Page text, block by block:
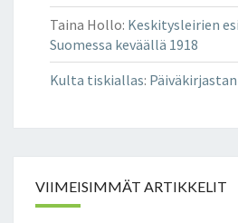
Taina Hollo: Keskitysleirien
Suomessa keväällä 1918
Kulta tiskiallas:
VIIMEISIMMÄT ARTIKKELIT